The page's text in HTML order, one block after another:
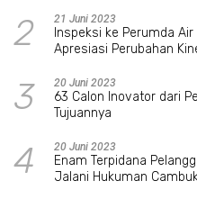
2 21 Juni 2023
Inspeksi ke Perumda
Apresiasi Perubahan
3 20 Juni 2023
63 Calon Inovator dari
Tujuannya
4 20 Juni 2023
Enam Terpidana
Jalani Hukuman